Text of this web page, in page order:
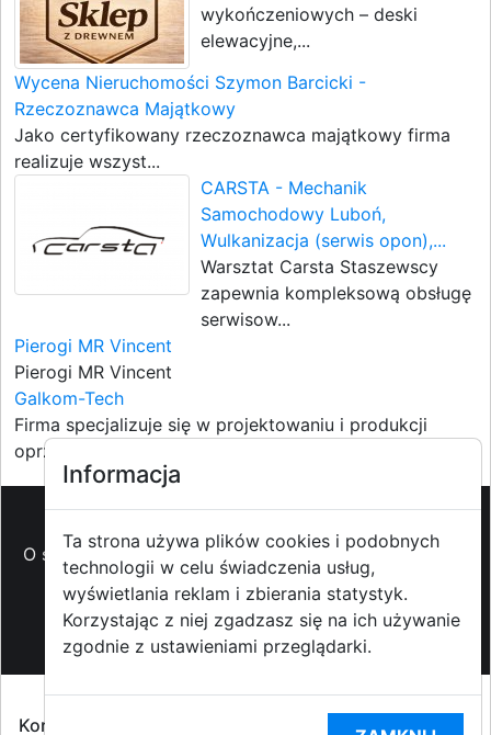
wykończeniowych – deski
elewacyjne,...
Wycena Nieruchomości Szymon Barcicki -
Rzeczoznawca Majątkowy
Jako certyfikowany rzeczoznawca majątkowy firma
realizuje wszyst...
CARSTA - Mechanik
Samochodowy Luboń,
Wulkanizacja (serwis opon),...
Warsztat Carsta Staszewscy
zapewnia kompleksową obsługę
serwisow...
Pierogi MR Vincent
Pierogi MR Vincent
Galkom-Tech
Firma specjalizuje się w projektowaniu i produkcji
oprzyrządowan...
O strzyzowiak.pl-Reklama-Pomoc (FAQ)-Patronat
medialny - Prawa autorskie- Redakcja i
kontakt -Współpraca z mediami
Copyright ©2009-2014 strzyzowiak.pl,
Korzystanie z Portalu oznacza akceptacjąRegulaminu
Informacja
Ta strona używa plików cookies i podobnych
technologii w celu świadczenia usług,
wyświetlania reklam i zbierania statystyk.
Korzystając z niej zgadzasz się na ich używanie
zgodnie z ustawieniami przeglądarki.